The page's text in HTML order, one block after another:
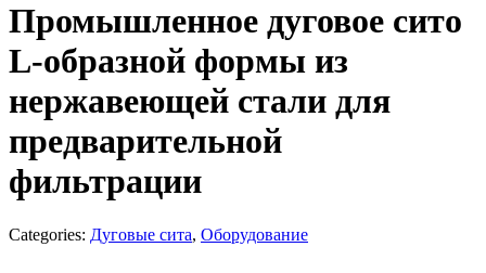
Промышленное дуговое сито
L-образной формы из
нержавеющей стали для
предварительной
фильтрации
Categories: Дуговые сита, Оборудование